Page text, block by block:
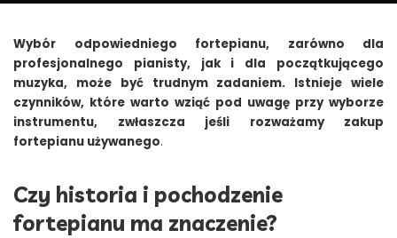
Wybór odpowiedniego fortepianu, zarówno dla
profesjonalnego pianisty, jak i dla początkującego
muzyka, może być trudnym zadaniem. Istnieje wiele
czynników, które warto wziąć pod uwagę przy wyborze
instrumentu, zwłaszcza jeśli rozważamy zakup
fortepianu używanego.
Czy historia i pochodzenie
fortepianu ma znaczenie?